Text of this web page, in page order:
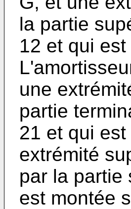
la partie
12 et qui
une
partie
21 et qui
extrémité
par la partie
est montée